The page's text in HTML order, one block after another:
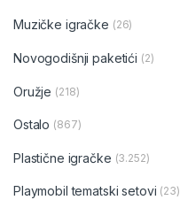
Muzičke igračke (26)
Novogodišnji paketići (2)
Oružje (218)
Ostalo (867)
Plastične igračke (3.252)
Playmobil tematski setovi (23)